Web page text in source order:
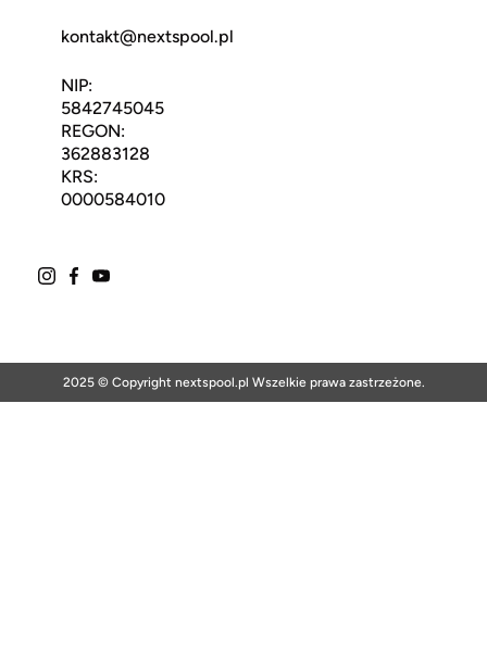
kontakt@nextspool.pl
NIP:
5842745045
REGON:
362883128
KRS:
0000584010